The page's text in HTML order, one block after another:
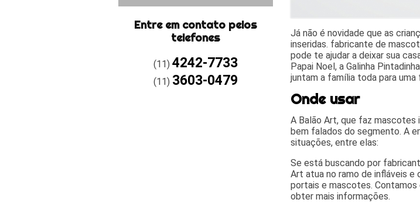
Entre em contato pelos
telefones
(11) 4242-7733
(11) 3603-0479
Já não é novidade que as
inseridas. fabricante de
pode te ajudar a deixar sua
Papai Noel, a Galinha
juntam a família toda para
Onde usar
A Balão Art, que faz mascotes
bem falados do segmento. A
situações, entre elas:
Se está buscando por
Art atua no ramo de infláveis
portais e mascotes.
obter mais informações.